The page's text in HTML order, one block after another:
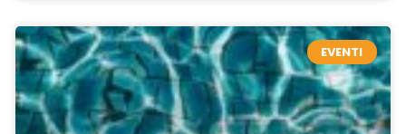
EVENTI